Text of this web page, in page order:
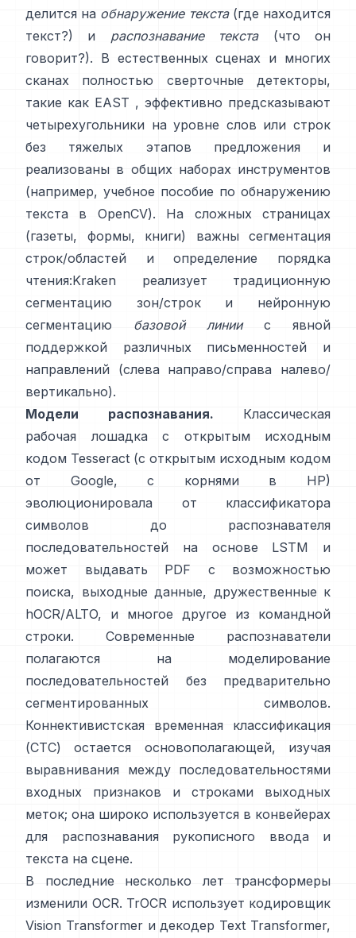
делится на обнаружение текста(где находится
текст?) и распознавание текста(что он
говорит?). В естественных сценах и многих
сканах полностью сверточные детекторы,
такие как EAST , эффективно предсказывают
четырехугольники на уровне слов или строк
без тяжелых этапов предложения и
реализованы в общих наборах инструментов
(например, учебное пособие по обнаружению
текста в OpenCV). На сложных страницах
(газеты, формы, книги) важны сегментация
строк/областей и определение порядка
чтения:Kraken
реализует традиционную
сегментацию зон/строк и нейронную
сегментацию базовой линиис явной
поддержкой различных письменностей и
направлений (слева направо/справа налево/
вертикально).
Модели распознавания. Классическая
рабочая лошадка с открытым исходным
кодом Tesseract (с открытым исходным кодом
от Google, с корнями в HP)
эволюционировала от классификатора
символов до распознавателя
последовательностей на основе LSTM и
может выдавать PDF с возможностью
поиска, выходные данные, дружественные к
hOCR/ALTO, и многое другое из командной
строки. Современные распознаватели
полагаются на моделирование
последовательностей без предварительно
сегментированных символов.
Коннективистская временная классификация
(CTC)
остается основополагающей, изучая
выравнивания между последовательностями
входных признаков и строками выходных
меток; она широко используется в конвейерах
для распознавания рукописного ввода и
текста на сцене.
В последние несколько лет трансформеры
изменили OCR. TrOCR использует кодировщик
Vision Transformer и декодер Text Transformer,